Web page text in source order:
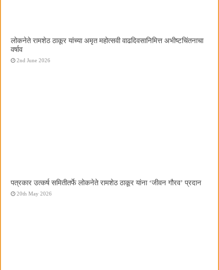
लोकनेते रामशेठ ठाकूर यांच्या अमृत महोत्सवी वाढदिवसानिमित्त अभीष्टचिंतनाचा
वर्षाव
2nd June 2026
पत्रकार उत्कर्ष समितीतर्फे लोकनेते रामशेठ ठाकूर यांना ‌‘जीवन गौरव‌’ प्रदान
20th May 2026